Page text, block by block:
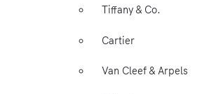
Tiffany & Co.
Cartier
Van Cleef & Arpels